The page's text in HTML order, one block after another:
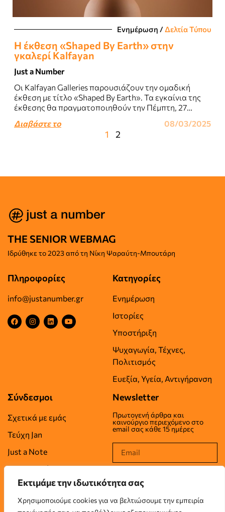
Εκτιμάμε την ιδωτικότητα σας
Χρησιμοποιούμε cookies για να βελτιώσουμε την εμπειρία
Ενημέρωση / Δελτία Τύπου
Η έκθεση «Shaped By Earth» στην
γκαλερί Kalfayan
Just a Number
Οι Kalfayan Galleries παρουσιάζουν την ομαδική
έκθεση με τίτλο «Shaped By Earth». Τα εγκαίνια της
έκθεσης θα πραγματοποιηθούν την Πέμπτη, 27
Διαβάστε το 08/03/2025
1 2
THE SENIOR WEBMAG
Iδρύθηκε το2023 από τη Νίκη Ψαραύτη-Μπουτάρη
Πληροφορίες
info@justanumber.gr
Κατηγορίες
Ενημέρωση
Ιστορίες
Υποστήριξη
Ψυχαγωγία, Τέχνες,
Πολιτισμός
Ευεξία, Υγεία, Αντιγήρανση
Σύνδεσμοι
Σχετικά με εμάς
Τεύχη Jan
Just a Note
Επικοινωνία
Όροι Χρήσης
Πολιτική Απορρήτου
Newsletter
Πρωτογενή άρθρα και
καινούργιο περιεχόμενο στο
email σας κάθε 15 ημέρες